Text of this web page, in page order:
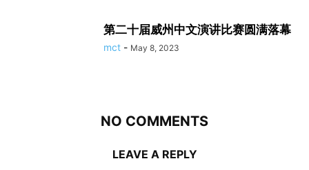
第二十届威州中文演讲比赛圆满落幕
mct - May 8, 2023
NO COMMENTS
LEAVE A REPLY